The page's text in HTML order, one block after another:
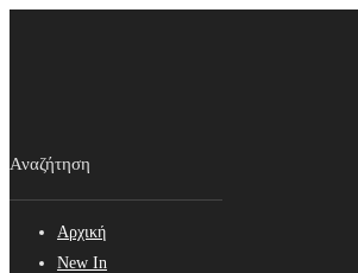
Αρχική
New In